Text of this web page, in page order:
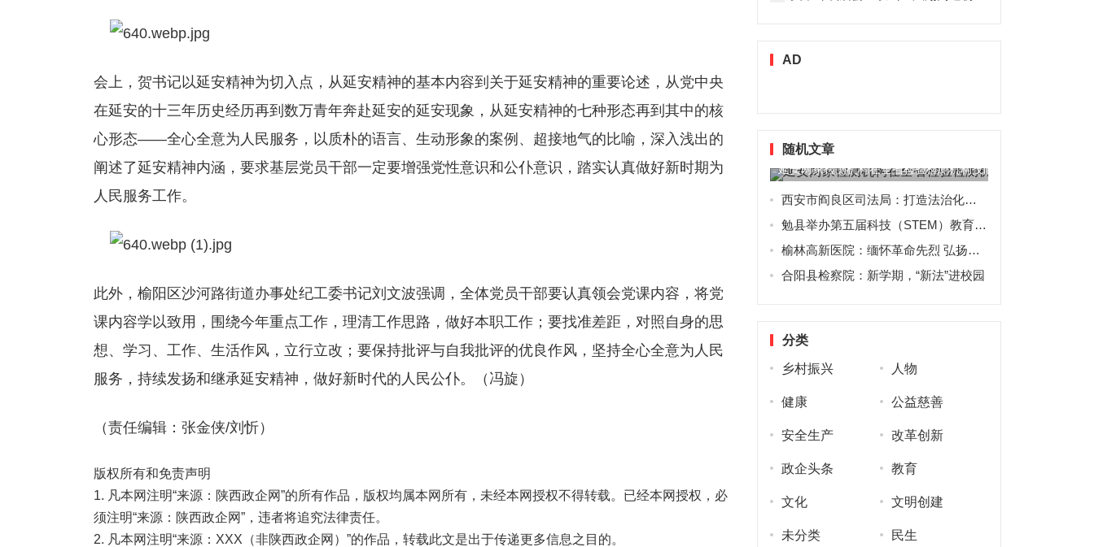
会上，贺书记以延安精神为切入点，从延安精神的基本内容到关于延安精神的重要论述，从党中央
在延安的十三年历史经历再到数万青年奔赴延安的延安现象，从延安精神的七种形态再到其中的核
心形态——全心全意为人民服务，以质朴的语言、生动形象的案例、超接地气的比喻，深入浅出的
阐述了延安精神内涵，要求基层党员干部一定要增强党性意识和公仆意识，踏实认真做好新时期为
人民服务工作。
此外，榆阳区沙河路街道办事处纪工委书记刘文波强调，全体党员干部要认真领会党课内容，将党
课内容学以致用，围绕今年重点工作，理清工作思路，做好本职工作；要找准差距，对照自身的思
想、学习、工作、生活作风，立行立改；要保持批评与自我批评的优良作风，坚持全心全意为人民
服务，持续发扬和继承延安精神，做好新时代的人民公仆。（冯旋）
（责任编辑：张金侠/刘忻）
版权所有和免责声明
1. 凡本网注明“来源：陕西政企网”的所有作品，版权均属本网所有，未经本网授权不得转载。已经本网授权，必
须注明“来源：陕西政企网”，违者将追究法律责任。
2. 凡本网注明“来源：XXX（非陕西政企网）”的作品，转载此文是出于传递更多信息之目的。
AD
随机文章
延安两家检测机构在全省检验检测机构技能比武大赛中获团体
西安市阎良区司法局：打造法治化营商环境 服务经济高质量发展
勉县举办第五届科技（STEM）教育教学竞赛培训会
榆林高新医院：缅怀革命先烈 弘扬民族精神
合阳县检察院：新学期，“新法”进校园
分类
乡村振兴 人物
健康 公益慈善
安全生产 改革创新
政企头条 教育
文化 文明创建
未分类 民生